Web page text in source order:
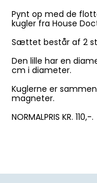
Pynt op med de
kugler fra House
Sættet består af 2
Den lille har en
cm i diameter.
Kuglerne er
magneter.
NORMALPRIS KR. 110,-.